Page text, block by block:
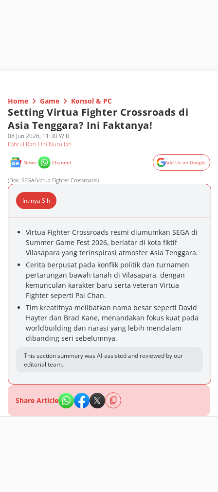
Home Game Konsol & PC
Setting Virtua Fighter Crossroads di
Asia Tenggara? Ini Faktanya!
08 Jun 2026, 11:30 WIB
Fahrul Razi Uni Nurullah
News Channel Add Us on Google
(Dok. SEGA/Virtua Fighter Crossroads)
Intinya Sih
Virtua Fighter Crossroads resmi diumumkan SEGA di
Summer Game Fest 2026, berlatar di kota fiktif
Vilasapara yang terinspirasi atmosfer Asia Tenggara.
Cerita berpusat pada konflik politik dan turnamen
pertarungan bawah tanah di Vilasapara, dengan
kemunculan karakter baru serta veteran Virtua
Fighter seperti Pai Chan.
Tim kreatifnya melibatkan nama besar seperti David
Hayter dan Brad Kane, menandakan fokus kuat pada
worldbuilding dan narasi yang lebih mendalam
dibanding seri sebelumnya.
This section summary was AI-assisted and reviewed by our
editorial team.
Share Article